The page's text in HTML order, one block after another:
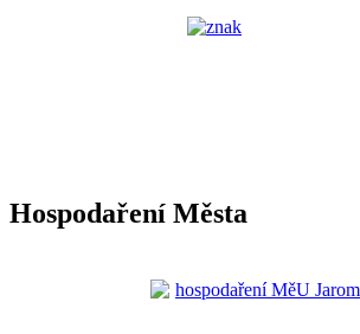
Hospodaření Města